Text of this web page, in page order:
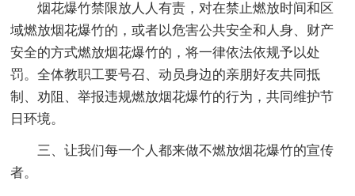
烟花爆竹禁限放人人有责，对在禁止燃放时间和区
域燃放烟花爆竹的，或者以危害公共安全和人身、财产
安全的方式燃放烟花爆竹的，将一律依法依规予以处
罚。全体教职工要号召、动员身边的亲朋好友共同抵
制、劝阻、举报违规燃放烟花爆竹的行为，共同维护节
日环境。
三、让我们每一个人都来做不燃放烟花爆竹的宣传
者。